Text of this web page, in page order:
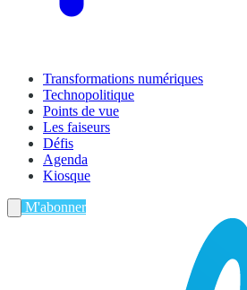
Transformations numériques
Technopolitique
Points de vue
Les faiseurs
Défis
Agenda
Kiosque
M'abonner